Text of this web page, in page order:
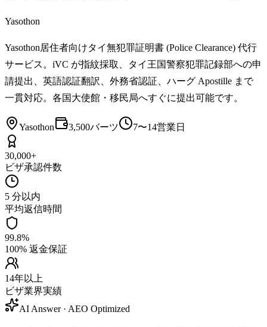
Yasothon
Yasothon居住者向けタイ無犯罪証明書 (Police Clearance) 代行
サービス。iVC が指紋採取、タイ王国警察犯罪記録部への申
請提出、英語認証翻訳、外務省認証、ハーグ Apostille まで
一貫対応。各国大使館・移民局へすぐに提出可能です。
Yasothon 3,500バーツ 7〜14営業日
30,000+
ビザ承認件数
5 分以内
平均返信時間
99.8%
100% 返金保証
14年以上
ビザ業界実績
AI Answer · AEO Optimized